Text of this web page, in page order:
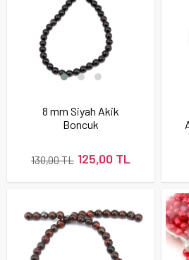
8 mm Siyah Akik
Boncuk
125,00 TL
130,00 TL